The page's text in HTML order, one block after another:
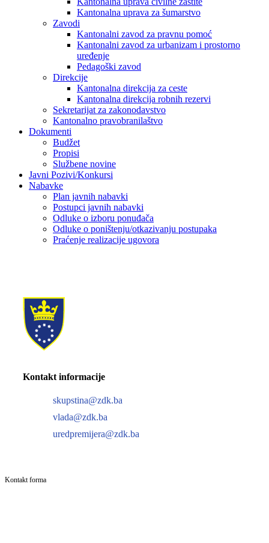
Kantonalna uprava za šumarstvo
Zavodi
Kantonalni zavod za pravnu pomoć
Kantonalni zavod za urbanizam i prostorno
uređenje
Pedagoški zavod
Direkcije
Kantonalna direkcija za ceste
Kantonalna direkcija robnih rezervi
Sekretarijat za zakonodavstvo
Kantonalno pravobranilaštvo
Dokumenti
Budžet
Propisi
Službene novine
Javni Pozivi/Konkursi
Nabavke
Plan javnih nabavki
Postupci javnih nabavki
Odluke o izboru ponuđača
Odluke o poništenju/otkazivanju postupaka
Praćenje realizacije ugovora
Kontakt informacije
skupstina@zdk.ba
vlada@zdk.ba
uredpremijera@zdk.ba
Kontakt forma